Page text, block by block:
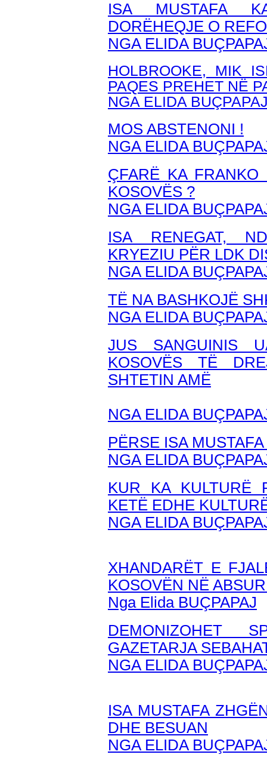
ISA MUSTAFA
DORËHEQJE O
NGA ELIDA
HOLBROOKE, MIK
PAQES PREHET NË
NGA ELIDA
MOS ABSTENONI !
NGA ELIDA
ÇFARË KA FRANKO
KOSOVËS ?
NGA ELIDA
ISA RENEGAT,
KRYEZIU PËR LDK
NGA ELIDA
TË NA BASHKOJË
NGA ELIDA
JUS SANGUINIS
KOSOVËS TË
SHTETIN AMË
NGA ELIDA
PËRSE ISA
NGA ELIDA
KUR KA KULTURË
KETË EDHE
NGA ELIDA
XHANDARËT E
KOSOVËN NË
Nga Elida BUÇPAPAJ
DEMONIZOHET
GAZETARJA
NGA ELIDA
ISA MUSTAFA
DHE BESUAN
NGA ELIDA